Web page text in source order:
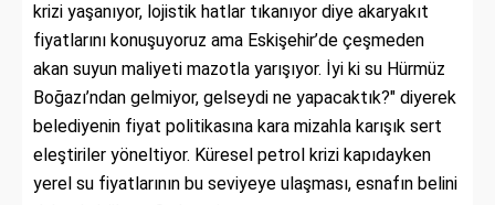
krizi yaşanıyor, lojistik hatlar tıkanıyor diye akaryakıt
fiyatlarını konuşuyoruz ama Eskişehir’de çeşmeden
akan suyun maliyeti mazotla yarışıyor. İyi ki su Hürmüz
Boğazı’ndan gelmiyor, gelseydi ne yapacaktık?" diyerek
belediyenin fiyat politikasına kara mizahla karışık sert
eleştiriler yöneltiyor. Küresel petrol krizi kapıdayken
yerel su fiyatlarının bu seviyeye ulaşması, esnafın belini